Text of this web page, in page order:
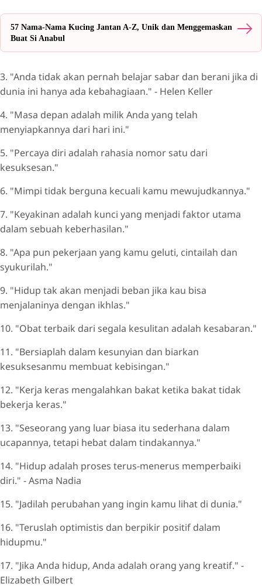
57 Nama-Nama Kucing Jantan A-Z, Unik dan Menggemaskan
Buat Si Anabul
3. "Anda tidak akan pernah belajar sabar dan berani jika di
dunia ini hanya ada kebahagiaan." - Helen Keller
4. "Masa depan adalah milik Anda yang telah
menyiapkannya dari hari ini."
5. "Percaya diri adalah rahasia nomor satu dari
kesuksesan."
6. "Mimpi tidak berguna kecuali kamu mewujudkannya."
7. "Keyakinan adalah kunci yang menjadi faktor utama
dalam sebuah keberhasilan."
8. "Apa pun pekerjaan yang kamu geluti, cintailah dan
syukurilah."
9. "Hidup tak akan menjadi beban jika kau bisa
menjalaninya dengan ikhlas."
10. "Obat terbaik dari segala kesulitan adalah kesabaran."
11. "Bersiaplah dalam kesunyian dan biarkan
kesuksesanmu membuat kebisingan."
12. "Kerja keras mengalahkan bakat ketika bakat tidak
bekerja keras."
13. "Seseorang yang luar biasa itu sederhana dalam
ucapannya, tetapi hebat dalam tindakannya."
14. "Hidup adalah proses terus-menerus memperbaiki
diri." - Asma Nadia
15. "Jadilah perubahan yang ingin kamu lihat di dunia."
16. "Teruslah optimistis dan berpikir positif dalam
hidupmu."
17. "Jika Anda hidup, Anda adalah orang yang kreatif." -
Elizabeth Gilbert